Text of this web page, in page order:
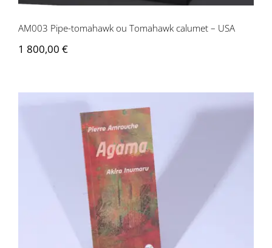
AM003 Pipe-tomahawk ou Tomahawk calumet – USA
1 800,00 €
Pierre Amrouche / Akira Inumaru –
Agama